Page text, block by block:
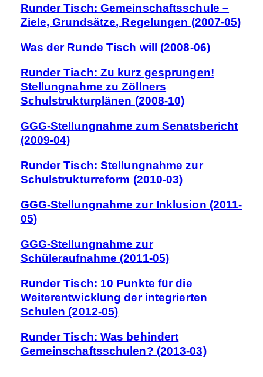
Runder Tisch: Gemeinschaftsschule –
Ziele, Grundsätze, Regelungen (2007-05)
Was der Runde Tisch will (2008-06)
Runder Tiach: Zu kurz gesprungen!
Stellungnahme zu Zöllners
Schulstrukturplänen (2008-10)
GGG-Stellungnahme zum Senatsbericht
(2009-04)
Runder Tisch: Stellungnahme zur
Schulstrukturreform (2010-03)
GGG-Stellungnahme zur Inklusion (2011-
05)
GGG-Stellungnahme zur
Schüleraufnahme (2011-05)
Runder Tisch: 10 Punkte für die
Weiterentwicklung der integrierten
Schulen (2012-05)
Runder Tisch: Was behindert
Gemeinschaftsschulen? (2013-03)